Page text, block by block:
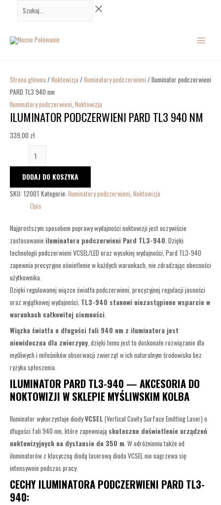
Szukaj...
Strona główna/Noktowizja/Iluminatory podczerwieni / Iluminator podczerwieni
PARD TL3 940 nm
Iluminatory podczerwieni, Noktowizja
ILUMINATOR PODCZERWIENI PARD TL3 940 NM
339,00 zł
PARD
nm
DODAJ DO KOSZYKA
SKU: 12001 Kategorie: Iluminatory podczerwieni Noktowizja
Opis
Najprostszym sposobem poprawy wydajności noktowizji jest oczywiście
zastosowanie iluminatora podczerwieni Pard TL3-940. Dzięki
technologii podczerwieni VCSEL/LED oraz wysokiej wydajności, Pard TL3-940
zapewnia precyzyjne oświetlenie w każdych warunkach, nie zdradzając obecności
użytkownika.
Dzięki regulowanej wiązce światła podczerwieni, precyzyjnej regulacji jasności
oraz wyjątkowej wydajności, TL3-940 stanowi niezastąpione wsparcie w
warunkach całkowitej ciemności.
Wiązka światła o długości fali 940 nm z iluminatora jest
niewidoczna dla zwierzyny, dzięki temu jest to doskonałe rozwiązanie dla
myśliwych i miłośników obserwacji zwierząt w ich naturalnym środowisku bez
ryzyka spłoszenia.
ILUMINATOR PARD TL3-940 — AKCESORIA DO
NOKTOWIZJI W SKLEPIE MYŚLIWSKIM KOLBA
Iluminator wykorzystuje diodyVCSEL (Vertical Cavity Surface Emitting Laser) o
długości fali 940 nm, które zapewniają skuteczne doświetlenie urządzeń
noktowizyjnych na dystansie do 350 m . W odróżnieniu także od
iluminatorów z klasyczną diodą laserową dioda VCSEL nie nagrzewa się
intensywnie podczas pracy.
CECHY ILUMINATORA PODCZERWIENI PARD TL3-
940: